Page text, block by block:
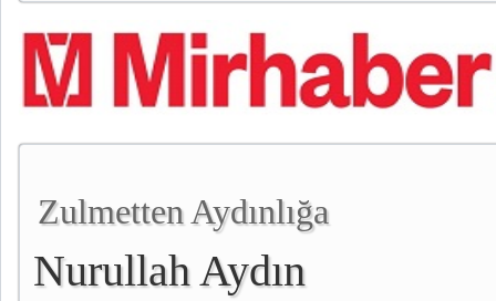
Zulmetten Aydınlığa
Nurullah Aydın